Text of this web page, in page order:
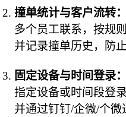
撞单统计与客户流转：
多个员工联系，按规
并记录撞单历史，防
固定设备与时间登录：
指定设备或时间段登
并通过钉钉/企微/个微